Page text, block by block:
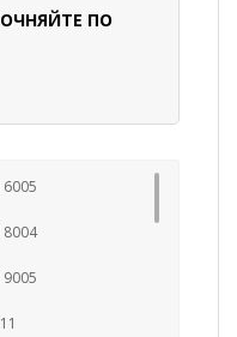
ПО
6005
8004
9005